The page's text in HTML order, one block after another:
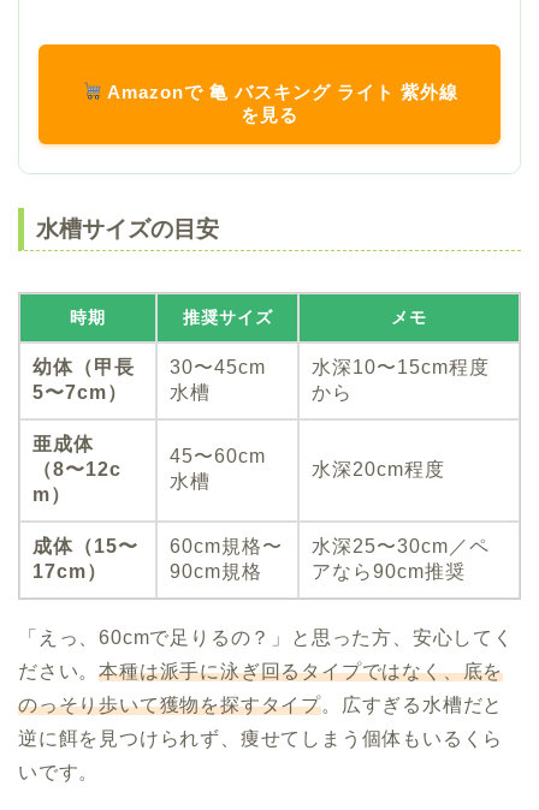
Amazonで 亀 バスキング ライト 紫外線
を見る
水槽サイズの目安
時期 推奨サイズ メモ
幼体（甲長
5〜7cm）
30〜45cm
水槽
水深10〜15cm程度
から
亜成体
（8〜12c
m）
45〜60cm
水槽
水深20cm程度
成体（15〜
17cm）
60cm規格〜
90cm規格
水深25〜30cm／ペ
アなら90cm推奨
「えっ、60cmで足りるの？」と思った方、安心してく
ださい。本種は派手に泳ぎ回るタイプではなく、底を
のっそり歩いて獲物を探すタイプ。広すぎる水槽だと
逆に餌を見つけられず、痩せてしまう個体もいるくら
いです。